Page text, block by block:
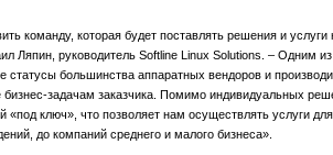
команду, которая будет поставлять решения и
Ляпин, руководитель Softline Linux Solutions. – Одним
большинства аппаратных вендоров и
задачам заказчика. Помимо индивидуальных
ключ», что позволяет нам осуществлять услуги
до компаний среднего и малого бизнеса».